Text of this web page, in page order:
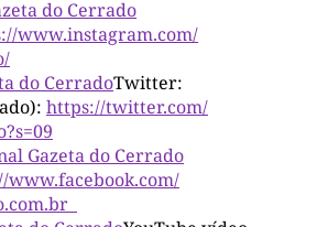
www.instagram.com/
Twitter:
https://twitter.com/
www.facebook.com/